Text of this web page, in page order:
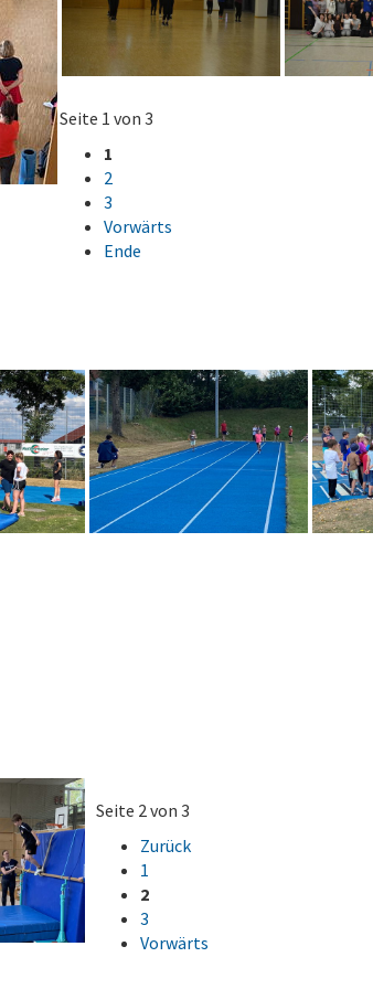
Seite 1 von 3
1
2
3
Vorwärts
Ende
Seite 2 von 3
Zurück
1
2
3
Vorwärts